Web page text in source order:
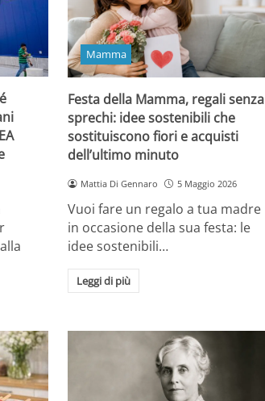
Mamma
Festa della Mamma, regali senza
sprechi: idee sostenibili che
sostituiscono fiori e acquisti
dell’ultimo minuto
Mattia Di Gennaro 5 Maggio 2026
Vuoi fare un regalo a tua madre
in occasione della sua festa: le
idee sostenibili…
Leggi di più